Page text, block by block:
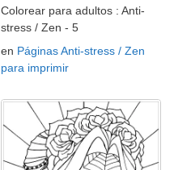
Colorear para adultos : Anti-
stress / Zen - 5
en Páginas Anti-stress / Zen
para imprimir